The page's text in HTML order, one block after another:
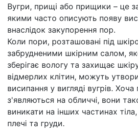
Вугри, прищі або прищики – це
якими часто описують появу
внаслідок закупорення пор.
Коли пори, розташовані під
забрудненими шкірним салом,
зберігає вологу та захищає
відмерлих клітин, можуть
висипання у вигляді вугрів.
з'являються на обличчі, вони
виникати на інших частинах
плечі та груди.